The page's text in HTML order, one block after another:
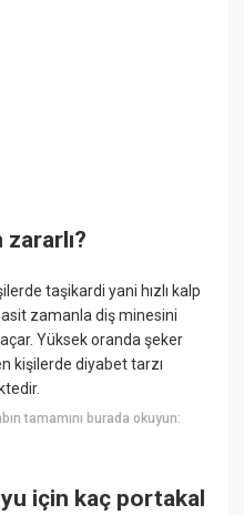
taşikardi yani hızlı kalp
zamanla diş minesini
Yüksek oranda şeker
kişilerde diyabet tarzı
tamamını burada okuyun:
için kaç portakal